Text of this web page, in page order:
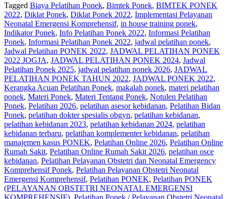
Tagged Biaya Pelatihan Ponek, Bimtek Ponek, BIMTEK PONEK
2022, Diklat Ponek, Diklat Ponek 2022, Implementasi Pelayanan
Neonatal Emergensi Komprehensif, in house training ponek,
Indikator Ponek, Info Pelatihan Ponek 2022, Informasi Pelatihan
Ponek, Informasi Pelatihan Ponek 2022, jadwal pelatihan ponek,
Jadwal Pelatihan PONEK 2022, JADWAL PELATIHAN PONEK
2022 JOGJA, JADWAL PELATIHAN PONEK 2024, Jadwal
Pelatihan Ponek 2025, jadwal pelatihan ponek 2026, JADWAL
PELATIHAN PONEK TAHUN 2022, JADWAL PONEK 2022,
Kerangka Acuan Pelatihan Ponek, makalah ponek, materi pelatihan
ponek, Materi Ponek, Materi Tentang Ponek, Notulen Pelatihan
Ponek, Pelatihan 2026, pelatihan asesor kebidanan, Pelatihan Bidan
Ponek, pelatihan dokter spesialis obgyn, pelatihan kebidanan,
pelatihan kebidanan 2023, pelatihan kebidanan 2024, pelatihan
kebidanan terbaru, pelatihan komplementer kebidanan, pelatihan
manajemen kasus PONEK, Pelatihan Online 2026, Pelatihan Online
Rumah Sakit, Pelatihan Online Rumah Sakit 2026, pelatihan osce
kebidanan, Pelatihan Pelayanan Obstetri dan Neonatal Emergency
Komprehensif Ponek, Pelatihan Pelayanan Obstetri Neonatal
Emergensi Komprehensif, Pelatihan PONEK, Pelatihan PONEK
(PELAYANAN OBSTETRI NEONATAL EMERGENSI
KOMPREHENSIF), Pelatihan Ponek / Pelayanan Obstetri Neonatal